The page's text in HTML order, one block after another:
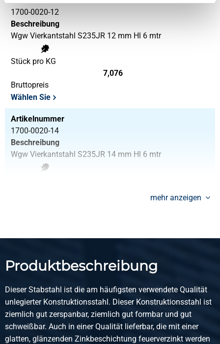
1700-0020-12
Beschreibung
Wgw Vierkantstahl S235JR 12 mm Hl 6 mtr
Stück pro KG
7,076
Bruttopreis
Wählen Sie
Artikelnummer
1700-0020-14
Beschreibung
Wgw Vierkantstahl S235JR 14 mm Hl 6 mtr
Artikelnummer
Beschreibung
Wgw Vierkantstahl S235JR 16 mm Hl 6 mtr
Stück pro KG
12,505
Bruttopreis
Wählen Sie
mehr anzeigen
Produktbeschreibung
Dieser Stabstahl ist die am häufigsten verwendete Qualität
unlegierter Konstruktionsstahl. Dieser Konstruktionsstahl ist
ziemlich gut zerspanbar, ziemlich gut formbar und gut
schweißbar. Auch in einer Qualität lieferbar, die mit einer
glatten, glänzenden Zinkbeschichtung feuerverzinkt werden